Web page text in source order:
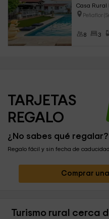
Casa Rural
Peñaflor
8 3
TARJETAS
REGALO
¿No sabes qué regalar?
Regalo fácil y sin fecha de caducidad
Comprar
Turismo rural cerca